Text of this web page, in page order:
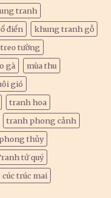
tranh
điển
khung tranh gỗ
tường
gà
mùa thu
gió
tranh hoa
tranh phong cảnh
thủy
tứ quý
trúc mai